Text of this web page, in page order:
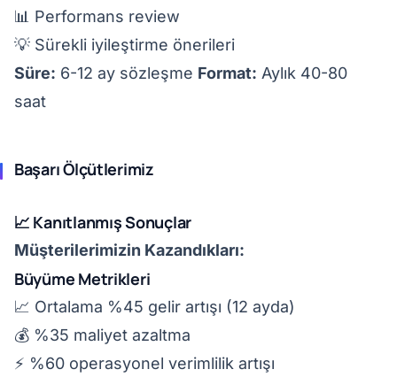
📊 Performans review
💡 Sürekli iyileştirme önerileri
Süre: 6-12 ay sözleşme Format: Aylık 40-80
saat
Başarı Ölçütlerimiz
📈 Kanıtlanmış Sonuçlar
Müşterilerimizin Kazandıkları:
Büyüme Metrikleri
📈 Ortalama %45 gelir artışı (12 ayda)
💰 %35 maliyet azaltma
⚡ %60 operasyonel verimlilik artışı